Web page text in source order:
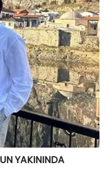
YAKININDA